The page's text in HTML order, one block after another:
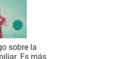
sobre la
Es más